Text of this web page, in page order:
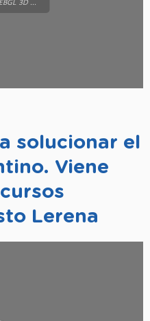
3D ...
solucionar el
Viene
Lerena